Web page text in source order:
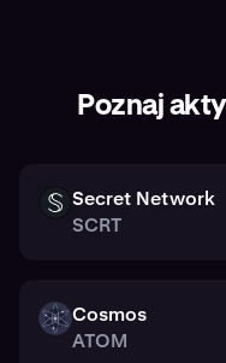
Poznaj
SCRT
Secret Network
SCRT
ATOM Cosmos
ATOM